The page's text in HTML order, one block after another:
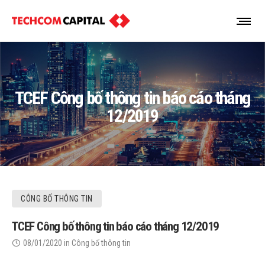
TCEF Công bố thông tin báo cáo tháng
12/2019
CÔNG BỐ THÔNG TIN
TCEF Công bố thông tin báo cáo tháng 12/2019
08/01/2020 in Công bố thông tin